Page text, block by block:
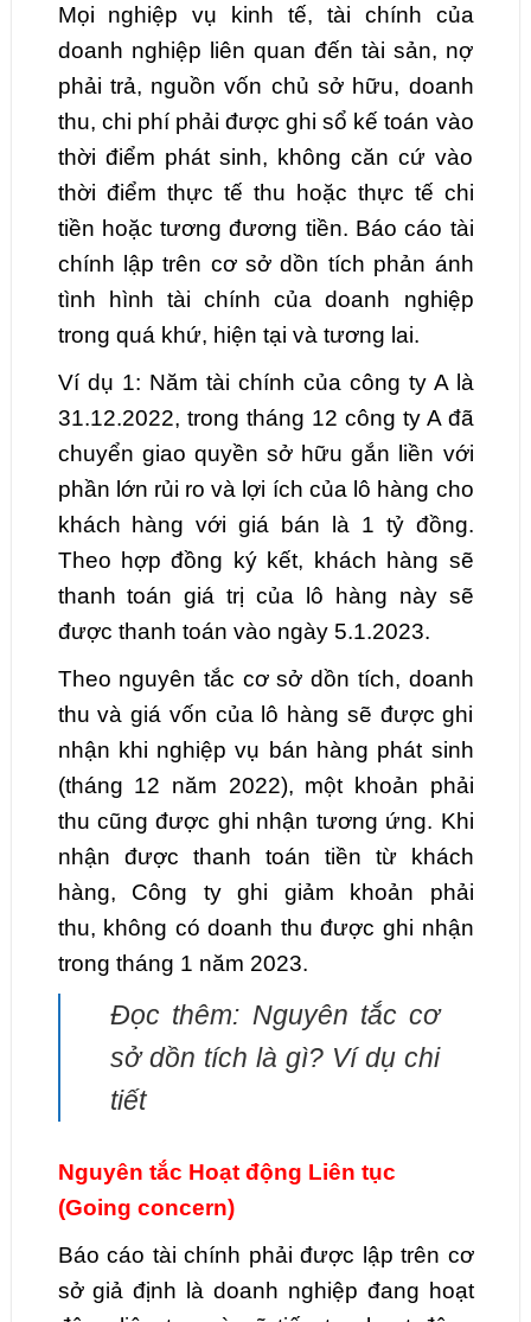
Mọi nghiệp vụ kinh tế, tài chính của
doanh nghiệp liên quan đến tài sản, nợ
phải trả, nguồn vốn chủ sở hữu, doanh
thu, chi phí phải được ghi sổ kế toán vào
thời điểm phát sinh, không căn cứ vào
thời điểm thực tế thu hoặc thực tế chi
tiền hoặc tương đương tiền. Báo cáo tài
chính lập trên cơ sở dồn tích phản ánh
tình hình tài chính của doanh nghiệp
trong quá khứ, hiện tại và tương lai.
Ví dụ 1: Năm tài chính của công ty A là
31.12.2022, trong tháng 12 công ty A đã
chuyển giao quyền sở hữu gắn liền với
phần lớn rủi ro và lợi ích của lô hàng cho
khách hàng với giá bán là 1 tỷ đồng.
Theo hợp đồng ký kết, khách hàng sẽ
thanh toán giá trị của lô hàng này sẽ
được thanh toán vào ngày 5.1.2023.
Theo nguyên tắc cơ sở dồn tích, doanh
thu và giá vốn của lô hàng sẽ được ghi
nhận khi nghiệp vụ bán hàng phát sinh
(tháng 12 năm 2022), một khoản phải
thu cũng được ghi nhận tương ứng. Khi
nhận được thanh toán tiền từ khách
hàng, Công ty ghi giảm khoản phải
thu, không có doanh thu được ghi nhận
trong tháng 1 năm 2023.
Đọc thêm: Nguyên tắc cơ
sở dồn tích là gì? Ví dụ chi
tiết
Nguyên tắc Hoạt động Liên tục
(Going concern)
Báo cáo tài chính phải được lập trên cơ
sở giả định là doanh nghiệp đang hoạt